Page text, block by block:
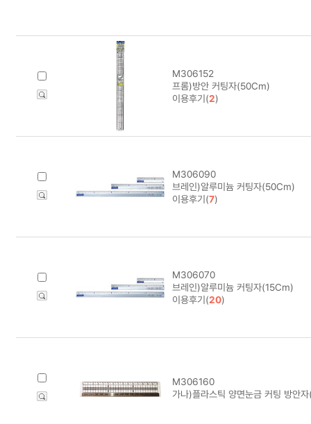
M306152
프롬)방안 커팅자(50Cm)
이용후기(2)
M306090
브레인)알루미늄 커팅자(50Cm)
이용후기(7)
M306070
브레인)알루미늄 커팅자(15Cm)
이용후기(20)
M306160
가나)플라스틱 양면눈금 커팅 방안